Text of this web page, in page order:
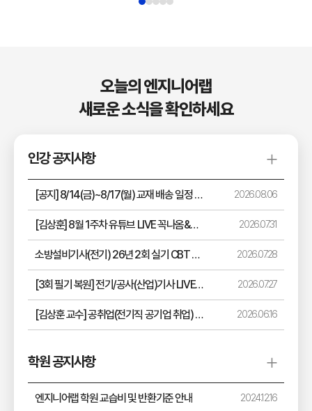
오늘의 엔지니어랩
새로운 소식을 확인하세요
인강 공지사항
[공지] 8/14(금)~8/17(월) 교재 배송 일정 안내 (택배 없는 날/광복절 대체휴무) 2026.08.06
[김상훈] 8월 1주차 유튜브 LIVE 꼭나옴&공취업 시리즈 일정 공지 2026.07.31
소방설비기사(전기) 26년 2회 실기 CBT 모의고사 응시 및 해설 강의 수강 안내 2026.07.28
[3회 필기 복원] 전기/공사(산업)기사 LIVE (8/10~8/12 17시) 2026.07.27
[김상훈 교수] 공취업(전기직 공기업 취업) 라이브 8월 일정 안내 2026.06.16
학원 공지사항
엔지니어랩 학원 교습비 및 반환기준 안내 2024.12.16